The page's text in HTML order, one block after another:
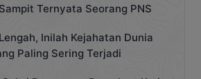
Ternyata Seorang PNS
Inilah Kejahatan Dunia
Paling Sering Terjadi